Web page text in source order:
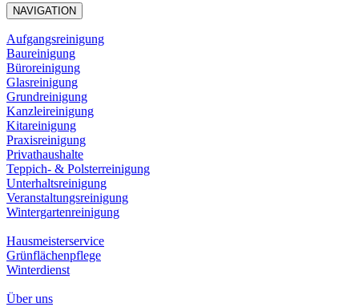
NAVIGATION
Aufgangsreinigung
Baureinigung
Büroreinigung
Glasreinigung
Grundreinigung
Kanzleireinigung
Kitareinigung
Praxisreinigung
Privathaushalte
Teppich- & Polsterreinigung
Unterhaltsreinigung
Veranstaltungsreinigung
Wintergartenreinigung
Hausmeisterservice
Grünflächenpflege
Winterdienst
Über uns